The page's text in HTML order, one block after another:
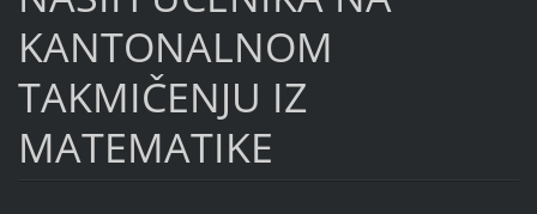
KANTONALNOM
TAKMIČENJU IZ
MATEMATIKE